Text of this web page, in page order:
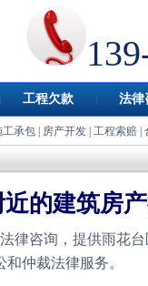
工程欠款 法律
工承包 房产开发 工程索赔
的建筑房
律咨询，提供雨花
仲裁法律服务。